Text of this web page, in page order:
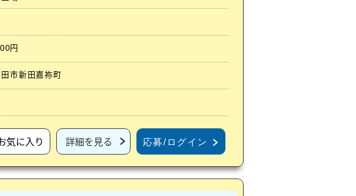
円
市新田嘉祢町
気に入り 詳細を見る 応募/ログイン